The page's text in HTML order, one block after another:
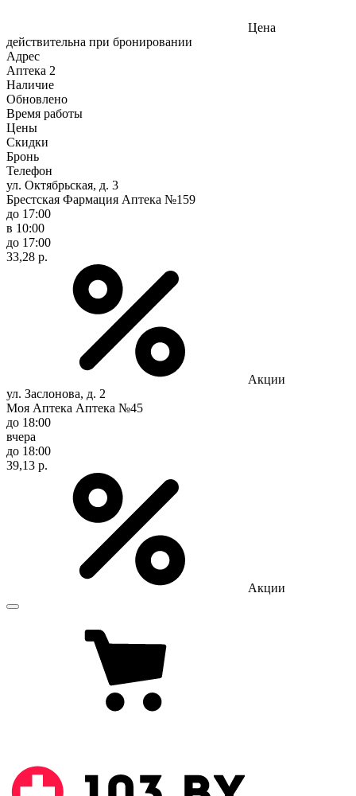
Цена
действительна при бронировании
Адрес
Аптека 2
Наличие
Обновлено
Время работы
Цены
Скидки
Бронь
Телефон
ул. Октябрьская, д. 3
Брестская Фармация Аптека №159
до 17:00
в 10:00
до 17:00
33,28 р.
Акции
ул. Заслонова, д. 2
Моя Аптека Аптека №45
до 18:00
вчера
до 18:00
39,13 р.
Акции